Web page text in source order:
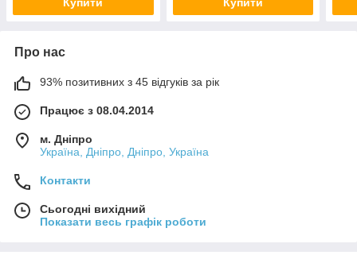
Про нас
93% позитивних з 45 відгуків за рік
Працює з 08.04.2014
м. Дніпро
Україна, Дніпро, Дніпро, Україна
Контакти
Сьогодні вихідний
Показати весь графік роботи